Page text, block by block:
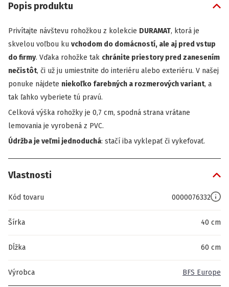
Popis produktu
Privítajte návštevu rohožkou z kolekcie DURAMAT, ktorá je
skvelou voľbou ku vchodom do domácností, ale aj pred vstup
do firmy. Vďaka rohožke tak chránite priestory pred zanesením
nečistôt, či už ju umiestnite do interiéru alebo exteriéru. V našej
ponuke nájdete niekoľko farebných a rozmerových variant, a
tak ľahko vyberiete tú pravú.
Celková výška rohožky je 0,7 cm, spodná strana vrátane
lemovania je vyrobená z PVC.
Údržba je veľmi jednoduchá: stačí iba vyklepať či vykefovať.
Vlastnosti
Kód tovaru 0000076332
Šírka 40 cm
Dĺžka 60 cm
Výrobca BFS Europe